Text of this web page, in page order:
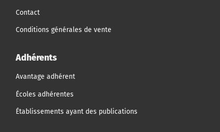
Contact
Conditions générales de vente
Adhérents
Avantage adhérent
Écoles adhérentes
Établissements ayant des publications